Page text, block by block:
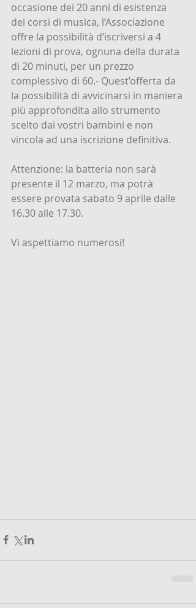
occasione dei 20 anni di esistenza
dei corsi di musica, l’Associazione
offre la possibilità d’iscriversi a 4
lezioni di prova, ognuna della durata
di 20 minuti, per un prezzo
complessivo di 60.- Quest’offerta da
la possibilità di avvicinarsi in maniera
più approfondita allo strumento
scelto dai vostri bambini e non
vincola ad una iscrizione definitiva.
Attenzione: la batteria non sarà
presente il 12 marzo, ma potrà
essere provata sabato 9 aprile dalle
16.30 alle 17.30.
Vi aspettiamo numerosi!